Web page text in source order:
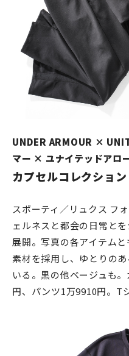
UNDER ARMOUR ×
マー × ユナイテッドアロー
カプセルコレクション
スポーティ／リュクス フ
ェルネスと都会の日常と
展開。写真の各アイテム
素材を採用し、ゆとりの
いる。黒の他ベージュも
円、パンツ1万9910円。T